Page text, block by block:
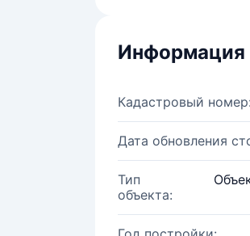
Информация
Кадастровый номер:
Дата обновления
Тип
объекта: